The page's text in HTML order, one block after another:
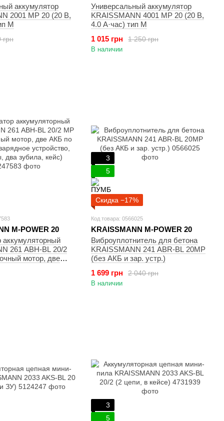
аккумулятор
2001 MP 20 (20 В,
М
грн
Универсальный аккумулятор
KRAISSMANN 4001 MP 20 (20 В,
4.0 А·час) тип М
1 250 грн
1 015 грн
В наличии
M-POWER 20
261 ABH-BL 20/2
мотор, две
3
5
Скидка −17%
Код товара: 0566025
KRAISSMANN M-POWER 20
Виброуплотнитель для бетона
KRAISSMANN 241 ABR-BL 20MP
(без АКБ и зар. устр.)
2 040 грн
1 699 грн
В наличии
3
5